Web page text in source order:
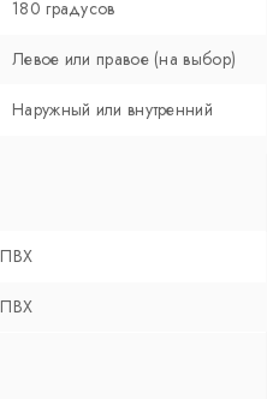
180 градусов
Левое или правое (на выбор)
Наружный или внутренний